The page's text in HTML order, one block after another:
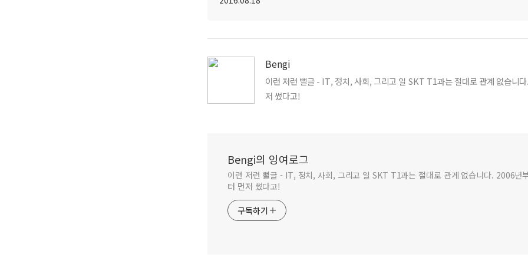
Bengi
이런 저런 뻘글 - IT, 정치, 사회, 그리고 일 SKT T1과는 절대로 관계 없습니다. 2006년부터 먼
저 썼다고!
Bengi의 잉여로그
이런 저런 뻘글 - IT, 정치, 사회, 그리고 일 SKT T1과는 절대로 관계 없습니다. 2006년
터 먼저 썼다고!
구독하기